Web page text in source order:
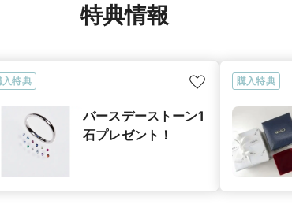
特典情報
入特典
バースデーストーン1
石プレゼント！
購入特典